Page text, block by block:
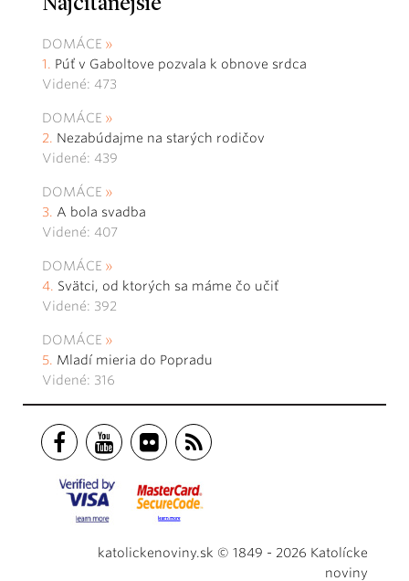
DOMÁCE
Púť v Gaboltove pozvala k obnove srdca
Videné: 473
DOMÁCE
Nezabúdajme na starých rodičov
Videné: 439
DOMÁCE
A bola svadba
Videné: 407
DOMÁCE
Svätci, od ktorých sa máme čo učiť
Videné: 392
DOMÁCE
Mladí mieria do Popradu
Videné: 316
katolickenoviny.sk © 1849 - 2026 Katolícke
noviny